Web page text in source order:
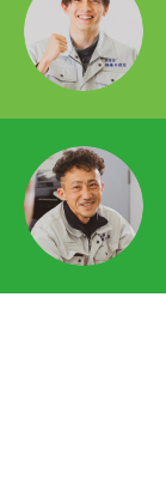
WORKS
RECRUIT